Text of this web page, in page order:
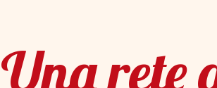
Una rete